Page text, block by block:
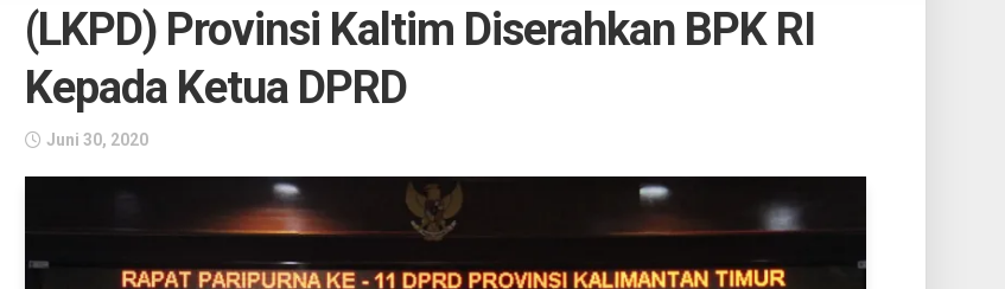
(LKPD) Provinsi Kaltim Diserahkan BPK RI
Kepada Ketua DPRD
Juni 30, 2020